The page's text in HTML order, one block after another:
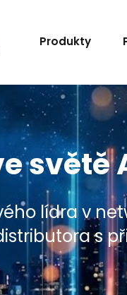
Produkty
světě
lídra v
s